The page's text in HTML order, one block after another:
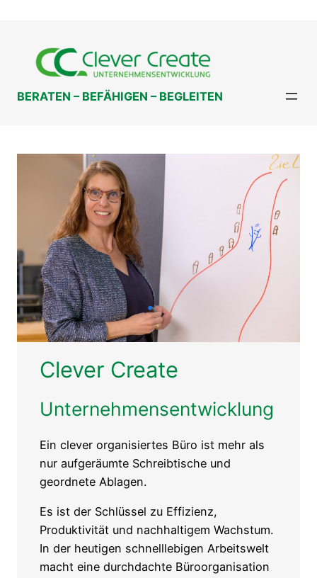
springen
BERATEN – BEFÄHIGEN – BEGLEITEN
Clever Create
Unternehmensentwicklung
Ein clever organisiertes Büro ist mehr als
nur aufgeräumte Schreibtische und
geordnete Ablagen.
Es ist der Schlüssel zu Effizienz,
Produktivität und nachhaltigem Wachstum.
In der heutigen schnelllebigen Arbeitswelt
macht eine durchdachte Büroorganisation